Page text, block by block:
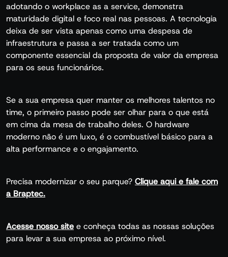
adotando o workplace as a service, demonstra
maturidade digital e foco real nas pessoas. A tecnologia
deixa de ser vista apenas como uma despesa de
infraestrutura e passa a ser tratada como um
componente essencial da proposta de valor da empresa
para os seus funcionários.
Se a sua empresa quer manter os melhores talentos no
time, o primeiro passo pode ser olhar para o que está
em cima da mesa de trabalho deles. O hardware
moderno não é um luxo, é o combustível básico para a
alta performance e o engajamento.
Precisa modernizar o seu parque? Clique aqui e fale com
a Braptec.
Acesse nosso site e conheça todas as nossas soluções
para levar a sua empresa ao próximo nível.